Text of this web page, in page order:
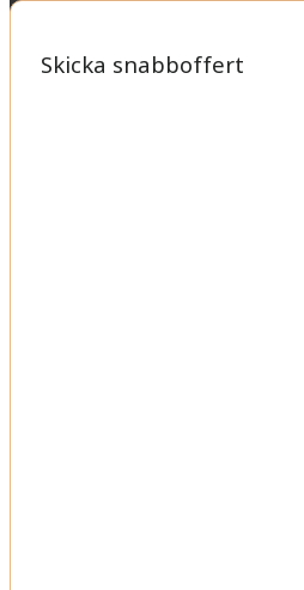
Skicka snabboffert